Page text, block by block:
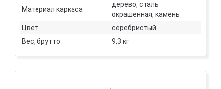
Материал каркаса
дерево, сталь
окрашенная, камень
Цвет
серебристый
Вес, брутто
9,3 кг